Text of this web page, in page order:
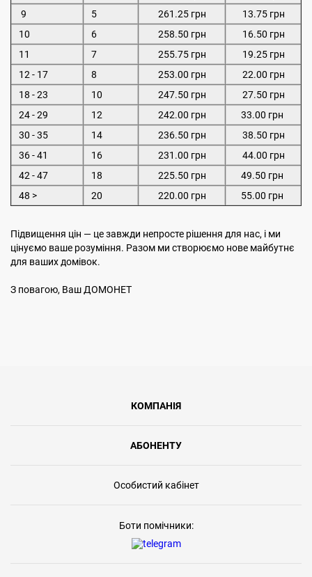
9
5 261.25 грн
13.75 грн
10
6 258.50 грн
16.50 грн
11
7 255.75 грн
19.25 грн
12 - 17
8 253.00 грн
22.00 грн
18 - 23
10 247.50 грн
27.50 грн
24 - 29
12 242.00 грн
33.00 грн
30 - 35
14 236.50 грн
38.50 грн
36 - 41
16 231.00 грн
44.00 грн
42 - 47
18 225.50 грн
49.50 грн
48 >
20 220.00 грн 55.00 грн
Підвищення цін — це завжди непросте рішення для нас, і ми
цінуємо ваше розуміння. Разом ми створюємо нове майбутнє
для ваших домівок.
З повагою, Ваш ДОМОНЕТ
КОМПАНІЯ
АБОНЕНТУ
Особистий кабінет
Боти помічники: